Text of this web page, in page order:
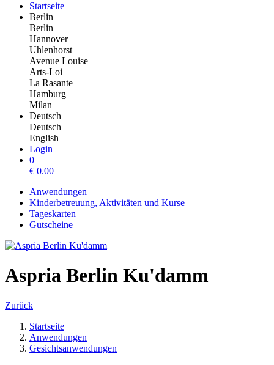
Startseite
Berlin
Berlin
Hannover
Uhlenhorst
Avenue Louise
Arts-Loi
La Rasante
Hamburg
Milan
Deutsch
Deutsch
English
Login
0
€ 0.00
Anwendungen
Kinderbetreuung, Aktivitäten und Kurse
Tageskarten
Gutscheine
Aspria Berlin Ku'damm
Zurück
Startseite
Anwendungen
Gesichtsanwendungen